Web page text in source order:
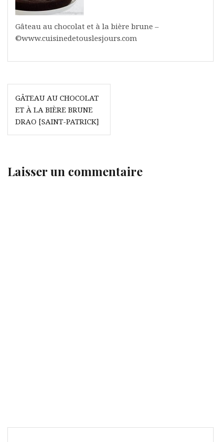
Gâteau au chocolat et à la bière brune –
©www.cuisinedetouslesjours.com
Navigation
de
l’article
GÂTEAU AU CHOCOLAT
ET À LA BIÈRE BRUNE
DRAO [SAINT-PATRICK]
Laisser un commentaire